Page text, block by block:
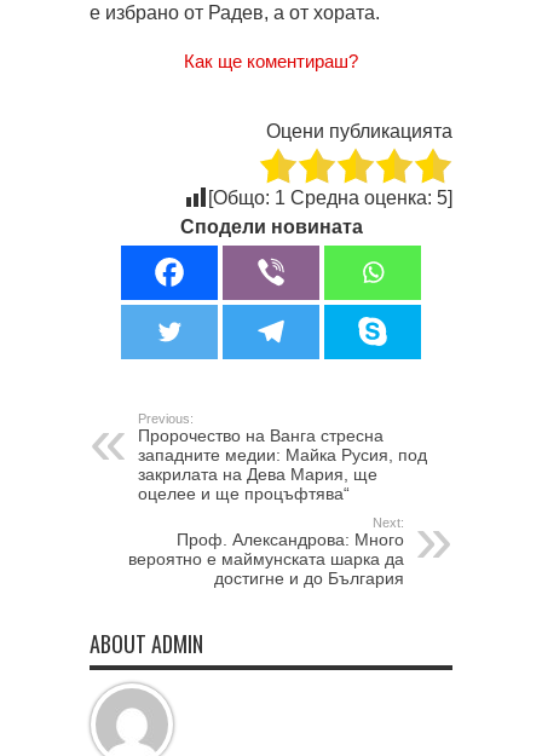
е избрано от Радев, а от хората.
Как ще коментираш?
Оцени публикацията
[Общо: 1 Средна оценка: 5]
Сподели новината
Previous:
Пророчество на Ванга стресна
западните медии: Майка Русия, под
закрилата на Дева Мария, ще
оцелее и ще процъфтява“
Next:
Проф. Александрова: Много
вероятно е маймунската шарка да
достигне и до България
ABOUT ADMIN